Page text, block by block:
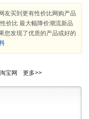
友买到更有性价比网购产品
价比 最大幅降价潮流新品
您发现了优质的产品或好的
淘宝网 更多>>